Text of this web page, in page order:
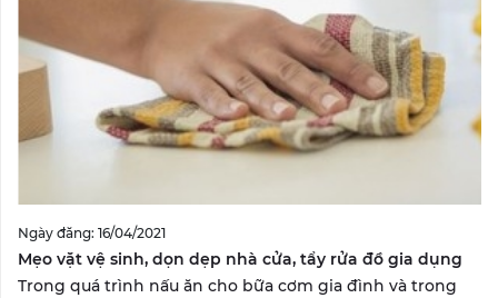
Ngày đăng: 16/04/2021
Mẹo vặt vệ sinh, dọn dẹp nhà cửa, tẩy rửa đồ gia dụng
Trong quá trình nấu ăn cho bữa cơm gia đình và trong